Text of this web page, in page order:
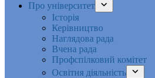
Про університет
Історія
Керівництво
Наглядова рада
Вчена рада
Профспілковий комітет
Освітня діяльність